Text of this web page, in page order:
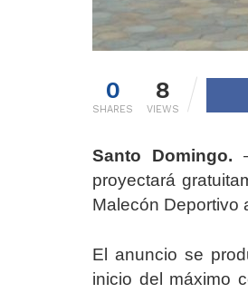
0
SHARES
8
VIEWS
Santo Domingo.
proyectará
Malecón Deportivo
El anuncio se
inicio del máximo